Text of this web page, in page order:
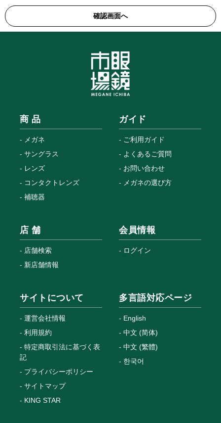
商 品
メガネ
サングラス
レンズ
コンタクトレンズ
補聴器
ガイド
ご利用ガイド
よくあるご質問
お問い合わせ
メガネの選び方
店 舗
店舗検索
新店舗情報
会員情報
ログイン
サイトについて
運営会社情報
利用規約
特定商取引法に基づく表
記
プライバシーポリシー
サイトマップ
KING STAR
多言語対応ページ
English
中文 (简体)
中文 (繁體)
한국어